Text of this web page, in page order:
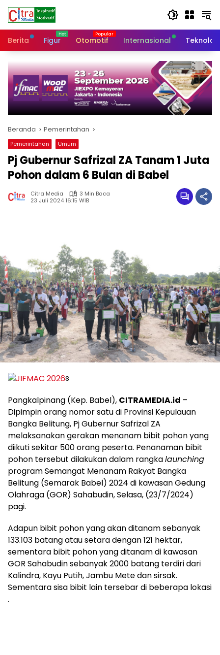
Langsung
konten
Berita
Figur Otomotif Internasional
Beranda Pemerintahan
Pemerintahan Umum
Pj Gubernur Safrizal ZA Tanam 1 Juta
Pohon dalam 6 Bulan di Babel
Citra Media
3 Min Baca
23 Juli 2024 16:15 WIB
s
Pangkalpinang (Kep. Babel), CITRAMEDIA.id –
Dipimpin orang nomor satu di Provinsi Kepulauan
Bangka Belitung, Pj Gubernur Safrizal ZA
melaksanakan gerakan menanam bibit pohon yang
diikuti sekitar 500 orang peserta. Penanaman bibit
pohon tersebut dilakukan dalam rangkalaunching
program Semangat Menanam Rakyat Bangka
Belitung (Semarak Babel) 2024 di kawasan Gedung
Olahraga (GOR) Sahabudin, Selasa, (23/7/2024)
pagi.
Adapun bibit pohon yang akan ditanam sebanyak
133.103 batang atau setara dengan 121 hektar,
sementara bibit pohon yang ditanam di kawasan
GOR Sahabudin sebanyak 2000 batang terdiri dari
Kalindra, Kayu Putih, Jambu Mete dan sirsak.
Sementara sisa bibit lain tersebar di beberapa lokasi
.